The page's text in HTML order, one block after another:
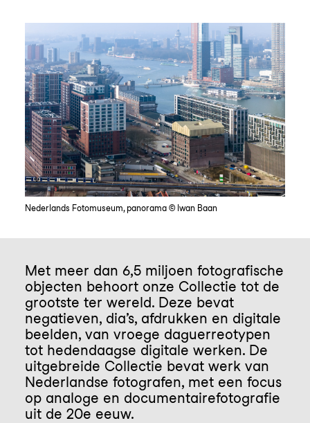
Nederlands Fotomuseum, panorama © Iwan Baan
Met meer dan 6,5 miljoen fotografische
objecten behoort onze Collectie tot de
grootste ter wereld. Deze bevat
negatieven, dia’s, afdrukken en digitale
beelden, van vroege daguerreotypen
tot hedendaagse digitale werken. De
uitgebreide Collectie bevat werk van
Nederlandse fotografen, met een focus
op analoge en documentairefotografie
uit de 20e eeuw.